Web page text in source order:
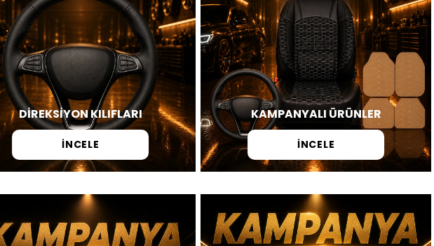
DİREKSİYON KILIFLARI
İNCELE
KAMPANYALI ÜRÜNLER
İNCELE